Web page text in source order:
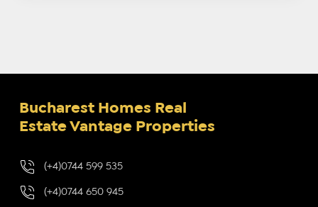
Bucharest Homes Real
Estate Vantage Properties
(+4)0744 599 535
(+4)0744 650 945